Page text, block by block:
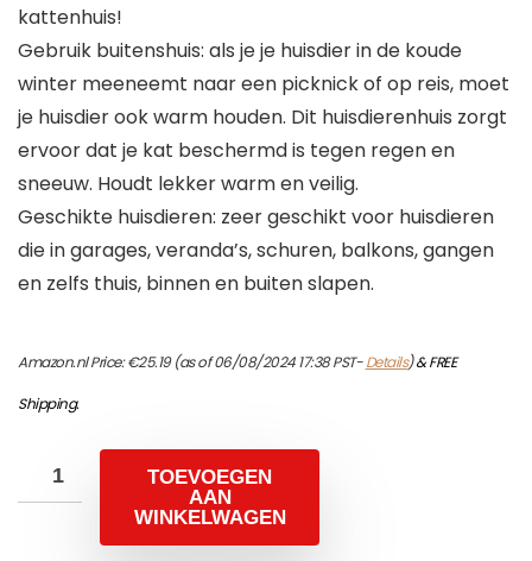
kattenhuis!
Gebruik buitenshuis: als je je huisdier in de koude
winter meeneemt naar een picknick of op reis, moet
je huisdier ook warm houden. Dit huisdierenhuis zorgt
ervoor dat je kat beschermd is tegen regen en
sneeuw. Houdt lekker warm en veilig.
Geschikte huisdieren: zeer geschikt voor huisdieren
die in garages, veranda’s, schuren, balkons, gangen
en zelfs thuis, binnen en buiten slapen.
Amazon.nl Price:€25.19(as of 06/08/2024 17:38 PST-Details)&FREE
Shipping.
TOEVOEGEN
AAN
WINKELWAGEN